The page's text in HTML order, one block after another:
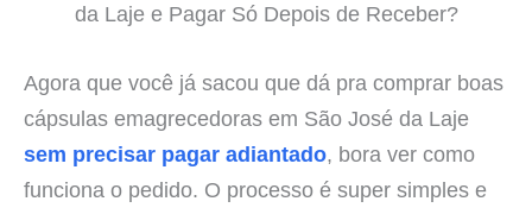
da Laje e Pagar Só Depois de Receber?
Agora que você já sacou que dá pra comprar boas
cápsulas emagrecedoras em São José da Laje
sem precisar pagar adiantado, bora ver como
funciona o pedido. O processo é super simples e